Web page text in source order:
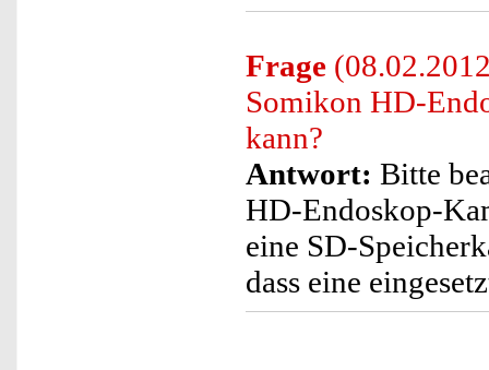
Frage
Somikon HD-
kann?
Antwort: Bitte
HD-Endoskop-
eine SD-
dass eine